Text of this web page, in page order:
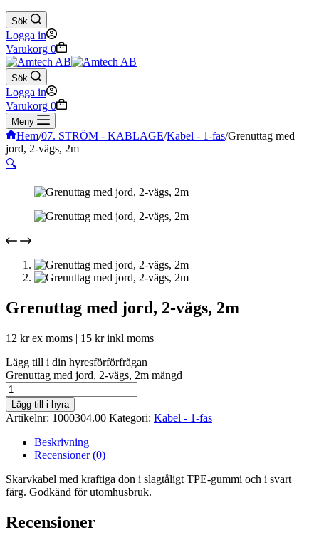
Sök
Logga in
Varukorg 0
Sök
Logga in
Varukorg 0
Meny
Hem/07. STRÖM - KABLAGE/Kabel - 1-fas/Grenuttag med
jord, 2-vägs, 2m
🔍
Grenuttag med jord, 2-vägs, 2m
12 krex moms | 15 krinkl moms
Lägg till i din hyresförförfrågan
Grenuttag med jord, 2-vägs, 2m mängd
Lägg till i hyra
Artikelnr: 1000304.00 Kategori: Kabel - 1-fas
Beskrivning
Recensioner (0)
Skarvkabel med kraftiga don i slagtåligt TPE-gummi och i svart
färg. Godkänd för utomhusbruk.
Recensioner